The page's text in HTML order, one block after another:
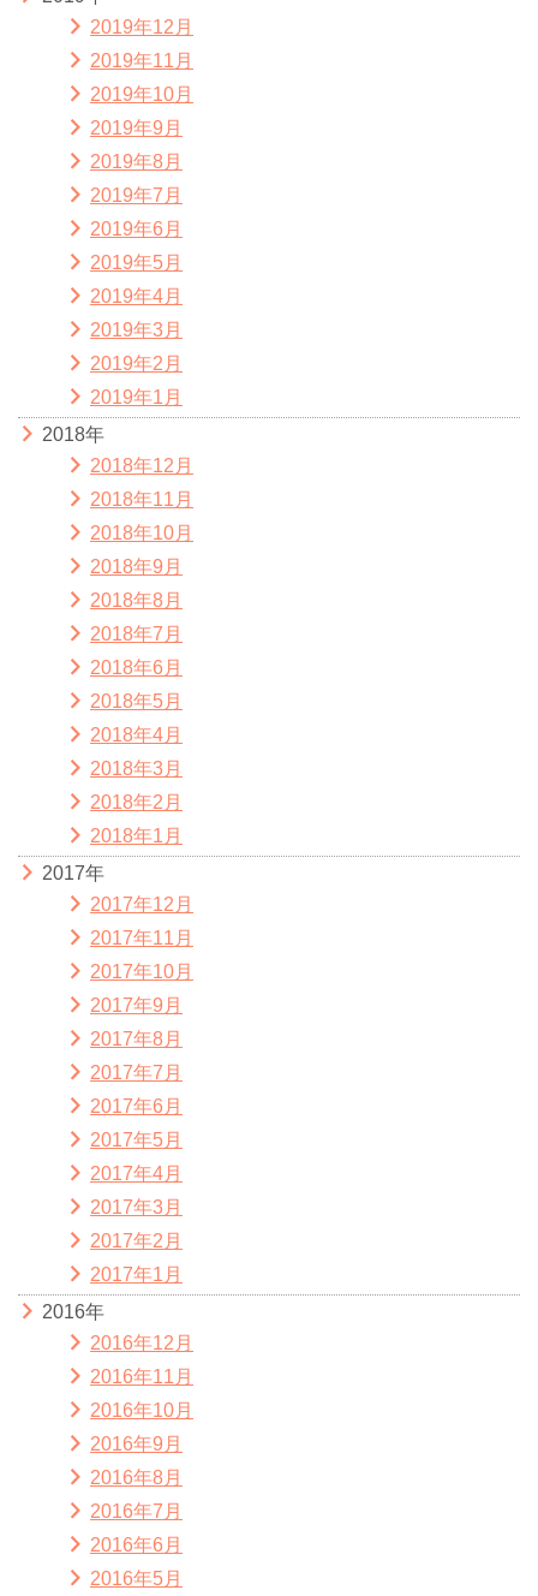
2019年12月
2019年11月
2019年10月
2019年9月
2019年8月
2019年7月
2019年6月
2019年5月
2019年4月
2019年3月
2019年2月
2019年1月
2018年
2018年12月
2018年11月
2018年10月
2018年9月
2018年8月
2018年7月
2018年6月
2018年5月
2018年4月
2018年3月
2018年2月
2018年1月
2017年
2017年12月
2017年11月
2017年10月
2017年9月
2017年8月
2017年7月
2017年6月
2017年5月
2017年4月
2017年3月
2017年2月
2017年1月
2016年
2016年12月
2016年11月
2016年10月
2016年9月
2016年8月
2016年7月
2016年6月
2016年5月